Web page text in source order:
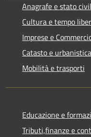
Anagrafe e stato
Cultura e tempo
Imprese e
Catasto e urbanistica
Mobilità e trasporti
Educazione e
Tributi,finanze e